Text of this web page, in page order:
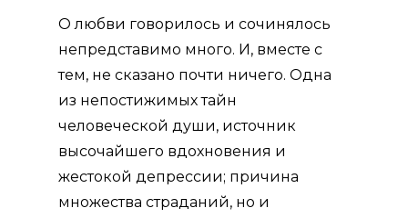
О любви говорилось и сочинялось
непредставимо много. И, вместе с
тем, не сказано почти ничего. Одна
из непостижимых тайн
человеческой души, источник
высочайшего вдохновения и
жестокой депрессии; причина
множества страданий, но и